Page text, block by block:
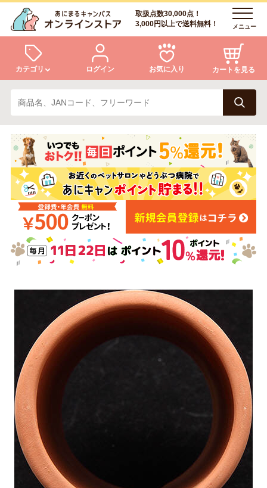
取扱点数30,000点！
3,000円以上で送料無料！
メニュー
カテゴリ
犬 猫
小動物・鳥 アクア・爬虫類・昆虫
ドッグフード キャットフード
美容・ケア用品 服・おさんぽ用品
日用品（デイリー） リビング雑貨
トリマーグッズ シニアサポート
ログイン お気に入り カートを見る
ログイン
会員登録
あにまるキャンパスについて
アフターサービス
商品リクエスト
お問い合わせ